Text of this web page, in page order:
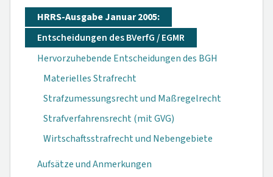
HRRS-Ausgabe Januar 2005:
Entscheidungen des BVerfG / EGMR
Hervorzuhebende Entscheidungen des BGH
Materielles Strafrecht
Strafzumessungsrecht und Maßregelrecht
Strafverfahrensrecht (mit GVG)
Wirtschaftsstrafrecht und Nebengebiete
Aufsätze und Anmerkungen